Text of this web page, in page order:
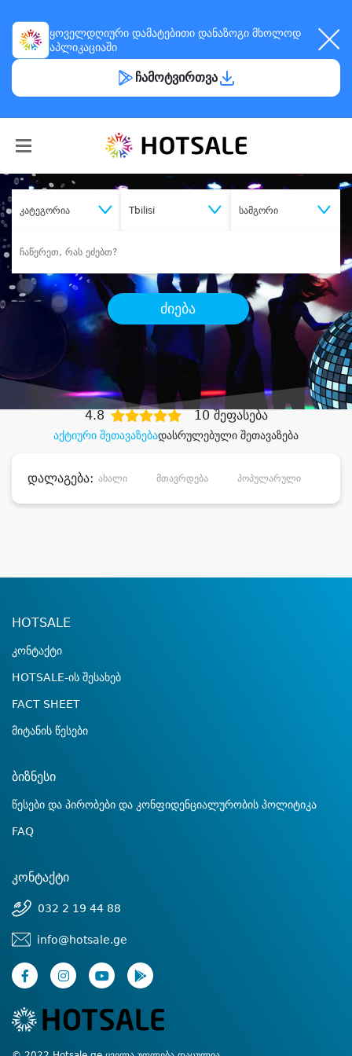
ყოველდღიური დამატებითი დანაზოგი მხოლოდ
აპლიკაციაში
ჩამოტვირთვა
კატეგორია Tbilisi სამგორი
ძიება
შეიძინე
სასურველი მომსახურება
დიდი დანაზოგით
აქტიური შეთავაზებადასრულებული შეთავაზება
4.8 10 შეფასება
დალაგება: ახალი მთავრდება პოპულარული
HOTSALE
კონტაქტი
HOTSALE-ის შესახებ
FACT SHEET
მიტანის წესები
ბიზნესი
წესები და პირობები და კონფიდენციალურობის პოლიტიკა
FAQ
კონტაქტი
032 2 19 44 88
info@hotsale.ge